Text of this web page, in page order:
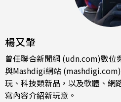
楊又肇
曾任聯合新聞網 (udn.com)數位
與Mashdigi網站
玩、科技類新品，以及軟體、網
寫內容介紹新玩意。